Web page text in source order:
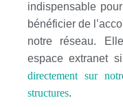
indispensable
bénéficier de
notre réseau.
espace extranet
directement sur
structures.